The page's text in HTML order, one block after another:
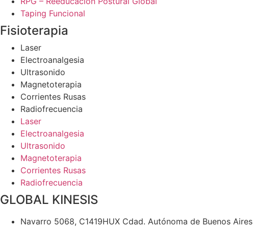
Taping Funcional
Fisioterapia
Laser
Electroanalgesia
Ultrasonido
Magnetoterapia
Corrientes Rusas
Radiofrecuencia
Laser
Electroanalgesia
Ultrasonido
Magnetoterapia
Corrientes Rusas
Radiofrecuencia
GLOBAL KINESIS
Navarro 5068, C1419HUX Cdad. Autónoma de Buenos Aires